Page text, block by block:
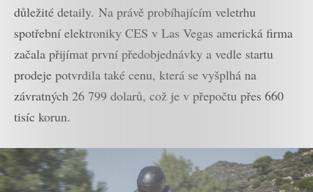
důležité detaily. Na právě probíhajícím veletrhu
spotřební elektroniky CES v Las Vegas americká firma
začala přijímat první předobjednávky a vedle startu
prodeje potvrdila také cenu, která se vyšplhá na
závratných 26 799 dolarů, což je v přepočtu přes 660
tisíc korun.